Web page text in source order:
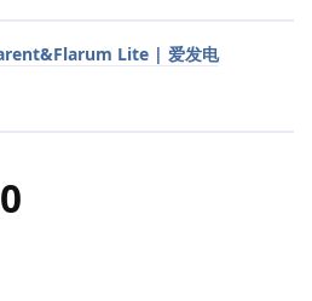
Lite | 爱发电